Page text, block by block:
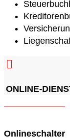

ONLINE-
Onlineschalter